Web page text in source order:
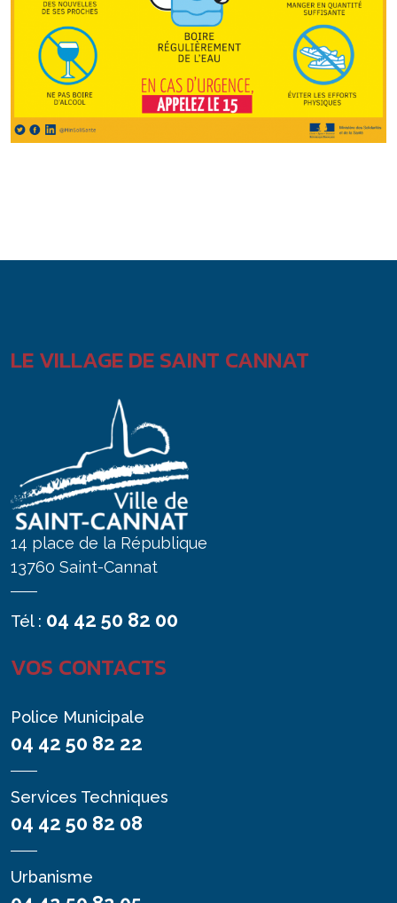
LE VILLAGE DE SAINT CANNAT
14 place de la République
13760 Saint-Cannat
Tél : 04 42 50 82 00
VOS CONTACTS
Police Municipale
04 42 50 82 22
Services Techniques
04 42 50 82 08
Urbanisme